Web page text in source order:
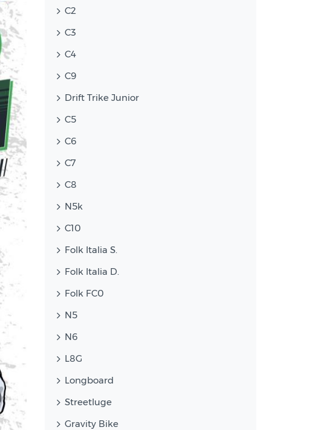
C2
C3
C4
C9
Drift Trike Junior
C5
C6
C7
C8
N5k
C10
Folk Italia S.
Folk Italia D.
Folk FC0
N5
N6
L8G
Longboard
Streetluge
Gravity Bike